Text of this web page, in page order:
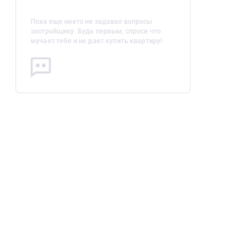
Пока еще никто не задавал вопросы
застройщику. Будь первым, спроси что
мучает тебя и не дает купить квартиру!